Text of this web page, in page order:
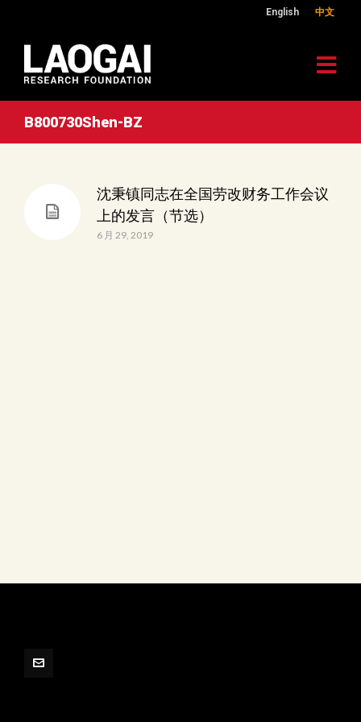
English 中文
B800730Shen-BZ
沈秉镇同志在全国劳改财务工作会议
上的发言（节选）
6 月 29, 2019